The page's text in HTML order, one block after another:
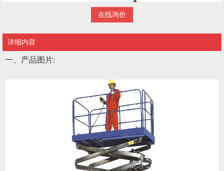
在线询价
详细内容
一、产品图片: